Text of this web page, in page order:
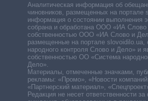
Аналитическая информация об
чиновников, размещенных на портале
информация о состоянии выполнения
собрана и обработана ООО «ИА Слово
собственностью ООО «ИА Слово и
размещенные на портале slovoidilo.ua,
народного контроля Слово и Дело» и
собственностью ОО «Система
Дело».
Материалы, отмеченные значками,
рекламы: «Промо», «Новости
«Партнерский материал»,
Редакция не несет ответственности